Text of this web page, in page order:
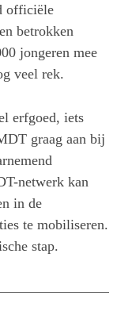
officiële
betrokken
jongeren mee
veel rek.
erfgoed, iets
graag aan bij
netwerk kan
in de
te mobiliseren.
stap.